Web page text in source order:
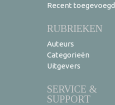
Recent toegevoegd
RUBRIEKEN
Auteurs
Categorieën
Uitgevers
SERVICE &
SUPPORT